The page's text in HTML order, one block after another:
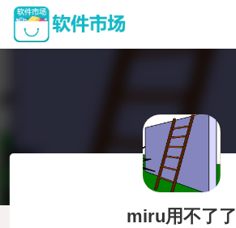
miru用不了了